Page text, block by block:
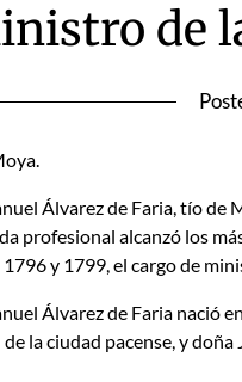
de
Álvarez de Faria, tío de
profesional alcanzó los
y 1799, el cargo de
Álvarez de Faria nació
la ciudad pacense, y